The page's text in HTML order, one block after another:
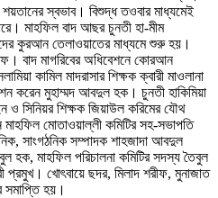
শয়তানের স্বভাব। বিশুদ্ধ তওবার মাধ্যমেই
মাহফিল বাদ আছর চুনতী হা-মীম
কুরআন তেলাওয়াতের মাধ্যমে শুরু হয়।
বাদ মাগরিবের অধিবেশনে কোরআন
কামিল মাদরাসার শিক্ষক ক্বারী মাওলানা
করেন মুহাম্মদ আবদুল হক। চুনতী হাকিমিয়া
ও সিনিয়র শিক্ষক জিয়াউল করিমের যৌথ
মোতাওয়াল্লী কমিটির সহ-সভাপতি
সাংগঠনিক সম্পাদক শাহজাদা আবদুল
হক, মাহফিল পরিচালনা কমিটির সদস্য তৈবুল
প্রমুখ। খোৎবায়ে ছদর, মিলাদ শরীফ, মুনাজাত
সমাপ্তি হয়।